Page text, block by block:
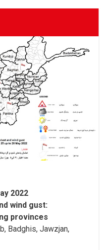
2022
:
wind gust
provinces
Badghis, Jawzjan,